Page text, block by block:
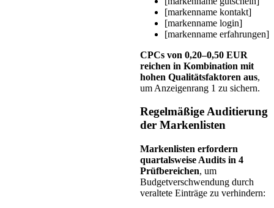
[markenname kontakt]
[markenname login]
[markenname erfahrungen]
CPCs von 0,20–0,50 EUR
reichen in Kombination mit
hohen Qualitätsfaktoren aus,
um Anzeigenrang 1 zu sichern.
Regelmäßige Auditierung
der Markenlisten
Markenlisten erfordern
quartalsweise Audits in 4
Prüfbereichen, um
Budgetverschwendung durch
veraltete Einträge zu verhindern: